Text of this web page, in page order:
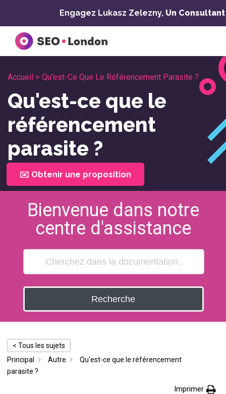
content
Engagez Lukasz Zelezny, Un
Accueil > Qu'est-Ce Que Le Référencement Parasite ?
Qu'est-ce que le
référencement
parasite ?
✉️ Obtenir une proposition
Bienvenue dans notre
centre d'assistance
Recherche
< Tous les sujets
Principal
Autre
Qu'est-ce que le référencement
parasite ?
Imprimer